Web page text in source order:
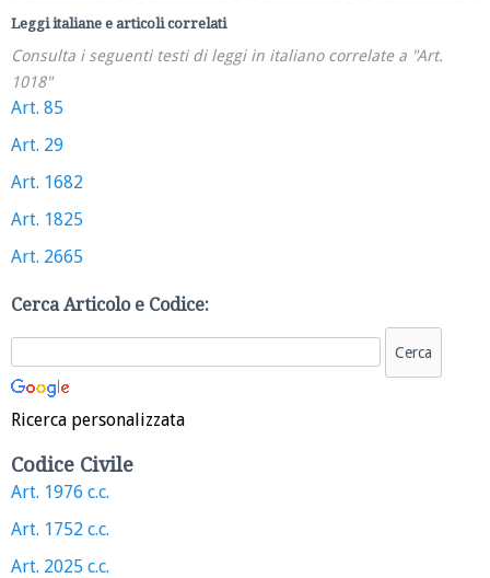
Leggi italiane e articoli correlati
Consulta i seguenti testi di leggi in italiano correlate a "Art.
1018"
Art. 85
Art. 29
Art. 1682
Art. 1825
Art. 2665
Cerca Articolo e Codice:
Ricerca personalizzata
Codice Civile
Art. 1976 c.c.
Art. 1752 c.c.
Art. 2025 c.c.